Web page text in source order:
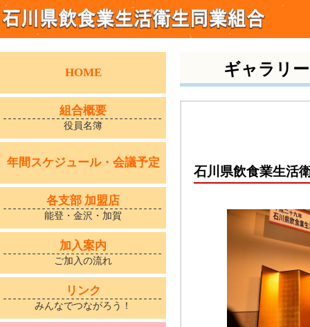
HOME
組合概要
役員名簿
年間スケジュール・会議予定
各支部 加盟店
能登・金沢・加賀
加入案内
ご加入の流れ
リンク
みんなでつながろう！
ギャラリー
石川県飲食業生活